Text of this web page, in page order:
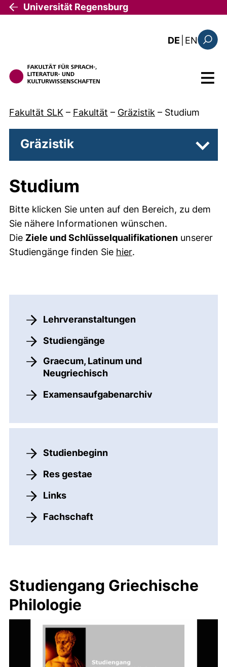
Direkt zum Inhalt
Universität Regensburg
DE EN: the
Menü
Fakultät SLK – Fakultät – Gräzistik – Studium
Gräzistik
Studium
Bitte klicken Sie unten auf den Bereich, zu dem
Sie nähere Informationen wünschen.
Die Ziele und Schlüsselqualifikationen unserer
Studiengänge finden Sie hier(öffnet neues
.
Lehrveranstaltungen
Studiengänge
Graecum, Latinum und
Neugriechisch
Examensaufgabenarchiv
Studienbeginn
Res gestae
Links
Fachschaft
Studiengang Griechische
Philologie